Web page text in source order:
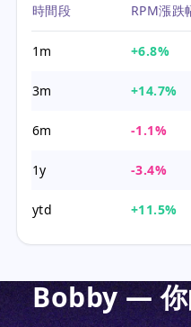
時間段 RPM漲跌
1m +6.8%
3m +14.7%
6m -1.1%
1y -3.4%
ytd +11.5%
Bobby — 你